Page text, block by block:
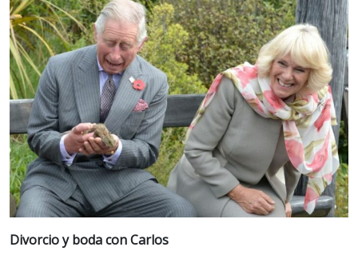
Divorcio y boda con Carlos